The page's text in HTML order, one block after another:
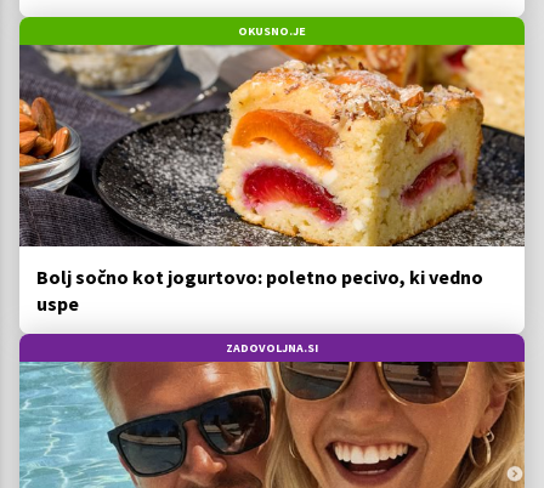
OKUSNO.JE
Bolj sočno kot jogurtovo: poletno pecivo, ki vedno
uspe
ZADOVOLJNA.SI